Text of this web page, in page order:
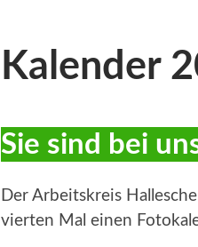
Kalender
Sie sind bei
Der Arbeitskreis
vierten Mal einen